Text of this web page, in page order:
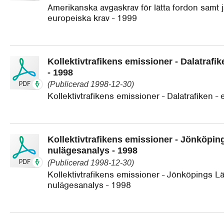
Amerikanska avgaskrav för lätta fordon samt
europeiska krav - 1999
Kollektivtrafikens emissioner -
- 1998
(Publicerad 1998-12-30)
Kollektivtrafikens emissioner - Dalatrafiken -
Kollektivtrafikens emissioner -
nulägesanalys - 1998
(Publicerad 1998-12-30)
Kollektivtrafikens emissioner - Jönköpings
nulägesanalys - 1998